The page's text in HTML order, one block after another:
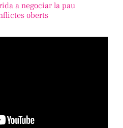
a negociar la pau
oberts